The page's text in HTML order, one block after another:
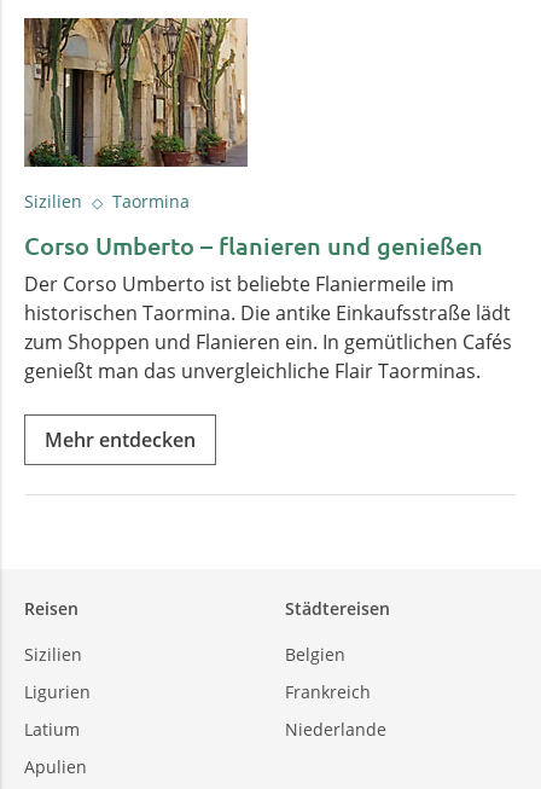
Sizilien Taormina
Corso Umberto – flanieren und genießen
Der Corso Umberto ist beliebte Flaniermeile im
historischen Taormina. Die antike Einkaufsstraße lädt
zum Shoppen und Flanieren ein. In gemütlichen Cafés
genießt man das unvergleichliche Flair Taorminas.
Mehr entdecken
Reisen
Sizilien
Ligurien
Latium
Apulien
Städtereisen
Belgien
Frankreich
Niederlande